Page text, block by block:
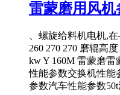
雷蒙磨用风机
、螺旋给料机电机,
260 270 270 磨辊高
kw Y 160M 雷蒙磨
性能参数交换机性能
参数汽车性能参数